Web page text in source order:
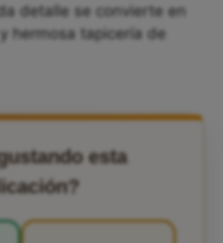
detalle se convierte en
hermosa tapicería de
esta